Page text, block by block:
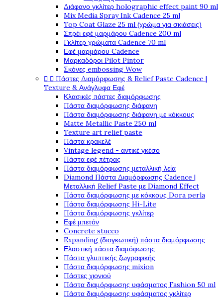
Διάφανο γκλίτερ holographic effect paint 90 ml
Mix Media Spray Ink Cadence 25 ml
Top Coat Glaze 25 ml (χρώμα για σκιάσεις)
Σπρέι εφέ μαρμάρου Cadence 200 ml
Γκλίτερ χρώματα Cadence 70 ml
Εφέ μαρμάρου Cadence
Μαρκαδόροι Pilot Pintor
Σκόνες embossing Wow
  Πάστες Διαμόρφωσης & Relief Paste Cadence |
Texture & Ανάγλυφα Εφέ
Κλασικές πάστες διαμόρφωσης
Πάστα διαμόρφωσης διάφανη
Πάστα διαμόρφωσης διάφανη με κόκκους
Matte Metallic Paste 250 ml
Texture art relief paste
Πάστα κρακελέ
Vintage legend - αντικέ γκέσο
Πάστα εφέ πέτρας
Πάστα διαμόρφωσης μεταλλική λεία
Diamond Πάστα Διαμόρφωσης Cadence |
Μεταλλική Relief Paste με Diamond Effect
Πάστα διαμόρφωσης με κόκκους Dora perla
Πάστα διαμόρφωσης Hi-Lite
Πάστα διαμόρφωσης γκλίτερ
Εφέ μπετόν
Concrete stucco
Expanding (διογκωτική) πάστα διαμόρφωσης
Ελαστική πάστα διαμόφωσης
Πάστα γλυπτικής ζωγραφικής
Πάστα διαμόρφωσης mixion
Πάστες χιονιού
Πάστα διαμόρφωσης υφάσματος Fashion 50 ml
Πάστα διαμόρφωσης υφάσματος γκλίτερ